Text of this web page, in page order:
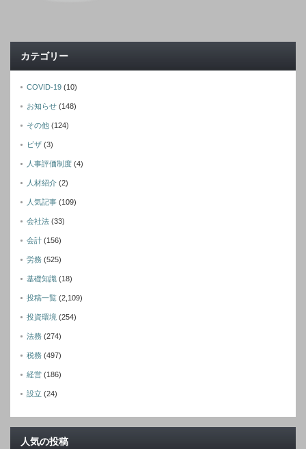
カテゴリー
COVID-19 (10)
お知らせ (148)
その他 (124)
ビザ (3)
人事評価制度 (4)
人材紹介 (2)
人気記事 (109)
会社法 (33)
会計 (156)
労務 (525)
基礎知識 (18)
投稿一覧 (2,109)
投資環境 (254)
法務 (274)
税務 (497)
経営 (186)
設立 (24)
人気の投稿